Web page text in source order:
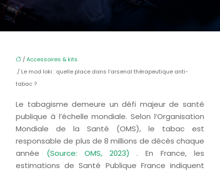
/Accessoires & kits
/ Le mod loki : quelle place dans l’arsenal thérapeutique anti-
tabac ?
Le tabagisme demeure un défi majeur de santé
publique à l’échelle mondiale. Selon l’Organisation
Mondiale de la Santé (OMS), le tabac est
responsable de plus de 8 millions de décès chaque
année (Source: OMS, 2023) . En France, les
estimations de Santé Publique France indiquent